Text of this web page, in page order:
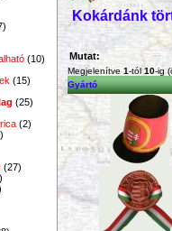
(10)
(15)
(25)
(2)
(27)
Kokárdánk
Mutat:
Megjelenítve 1-tól 10-ig
Gyártó